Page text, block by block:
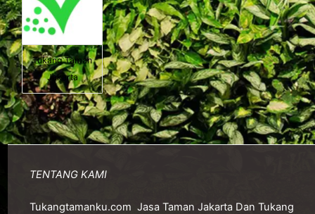
Tukang Taman
Jakarta
TENTANG KAMI
Tukangtamanku.com Jasa Taman Jakarta Dan Tukang